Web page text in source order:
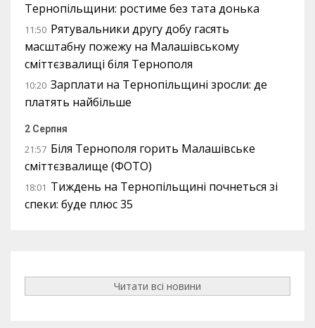
Тернопільщини: ростиме без тата донька
11:50 Рятувальники другу добу гасять
масштабну пожежу на Малашівському
сміттєзвалищі біля Тернополя
10:20 Зарплати на Тернопільщині зросли: де
платять найбільше
2 Серпня
21:57 Біля Тернополя горить Малашівське
сміттєзвалище (ФОТО)
18:01 Тиждень на Тернопільщині почнеться зі
спеки: буде плюс 35
Читати всі новини